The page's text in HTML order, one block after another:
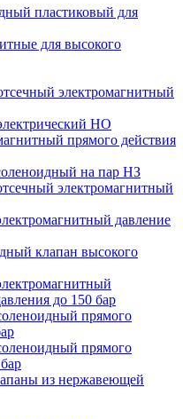
пластиковый для
для высокого
электромагнитный
НО
прямого действия
на пар НЗ
электромагнитный
давление
клапан высокого
до 150 бар
прямого
прямого
из нержавеющей